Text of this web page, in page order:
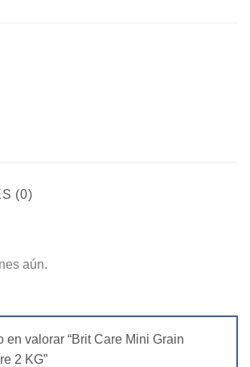
(0)
aún.
en valorar “Brit Care Mini Grain
2 KG”